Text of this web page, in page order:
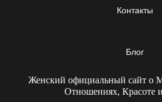
Контакты
Блог
Женский официальный сайт о
Отношениях, Красоте